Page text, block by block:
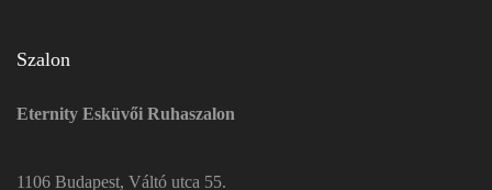
Szalon
Eternity Esküvői Ruhaszalon
1106 Budapest, Váltó utca 55.